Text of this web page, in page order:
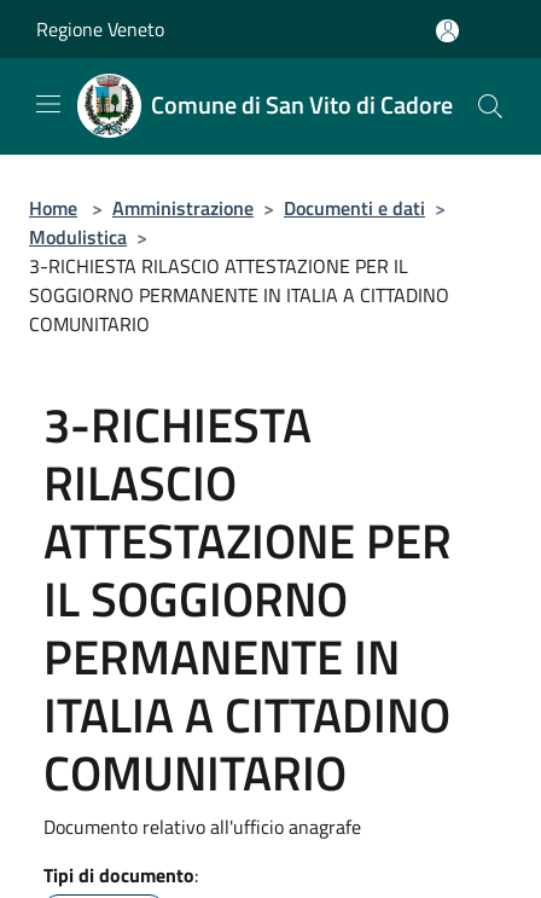
Regione Veneto
Comune di San Vito di Cadore
Home > Amministrazione > Documenti e dati >
Modulistica >
3-RICHIESTA RILASCIO ATTESTAZIONE PER IL
SOGGIORNO PERMANENTE IN ITALIA A CITTADINO
COMUNITARIO
3-RICHIESTA
RILASCIO
ATTESTAZIONE PER
IL SOGGIORNO
PERMANENTE IN
ITALIA A CITTADINO
COMUNITARIO
Documento relativo all'ufficio anagrafe
Tipi di documento: